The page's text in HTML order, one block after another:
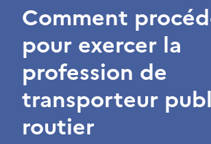
Comment
pour exercer la
profession de
transporteur
routier